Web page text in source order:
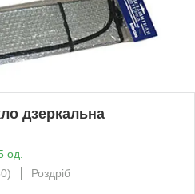
дзеркальна
од.
Роздріб